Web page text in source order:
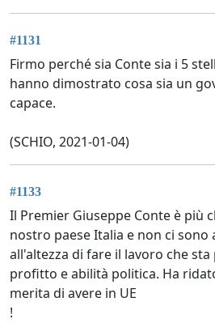
#1131
Firmo perché sia Conte sia i 5
hanno dimostrato cosa sia un
capace.
(SCHIO, 2021-01-04)
#1133
Il Premier Giuseppe Conte è più
nostro paese Italia e non ci sono
all'altezza di fare il lavoro che
profitto e abilità politica. Ha
merita di avere in UE
!